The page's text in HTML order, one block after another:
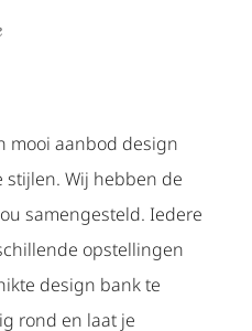
mooi aanbod design
Wij hebben de
samengesteld. Iedere
opstellingen
design bank te
rond en laat je